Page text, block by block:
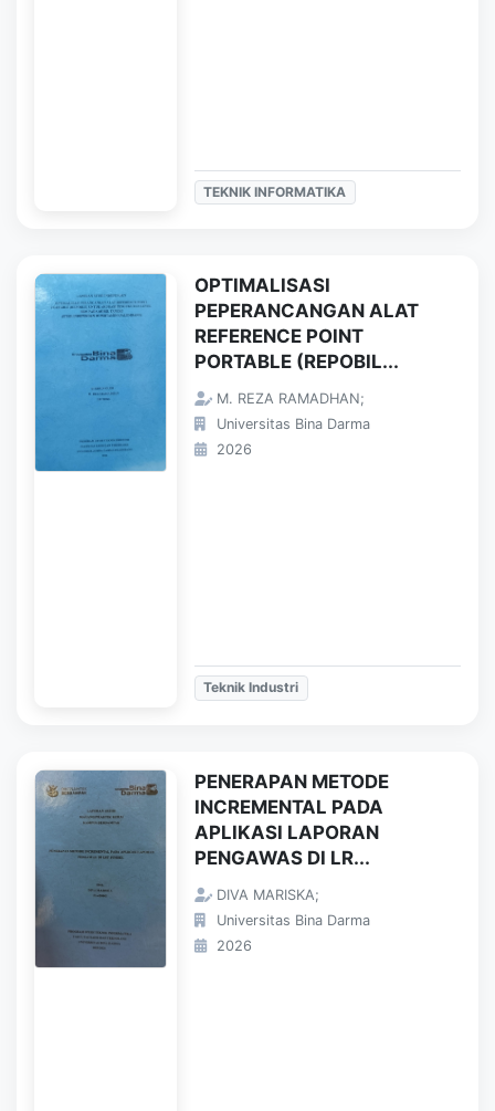
TEKNIK INFORMATIKA
OPTIMALISASI
PEPERANCANGAN ALAT
REFERENCE POINT
PORTABLE (REPOBIL...
M. REZA RAMADHAN;
Universitas Bina Darma
2026
Teknik Industri
PENERAPAN METODE
INCREMENTAL PADA
APLIKASI LAPORAN
PENGAWAS DI LR...
DIVA MARISKA;
Universitas Bina Darma
2026